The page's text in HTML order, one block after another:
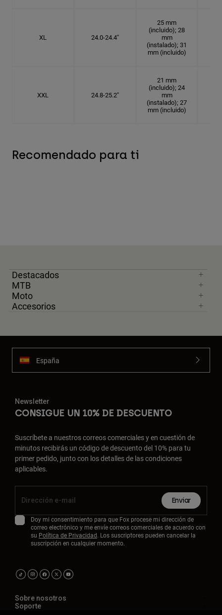
XL 24.0-24.4"
25 mm
(incluido); 28
mm
(instalado); 31
mm (incluido)
XXL 24.8-25.2"
21 mm
(incluido); 24
mm
(instalado); 27
mm (incluido)
Recomendado para ti
Destacados
MTB
Moto
Accesorios
España
Newsletter
CONSIGUE UN 10% DE DESCUENTO
Suscríbete a nuestros correos comerciales y en cuestión de
minutos recibirás un código de descuento del 10% para tu
primer pedido, junto con los detalles de las condiciones
aplicables.
Enviar
Doy mi consentimiento para que Fox procese mi dirección de
correo electrónico y me envíe correos comerciales de acuerdo con
su Política de Privacidad. Los suscriptores pueden cancelar la
suscripción en cualquier momento.
Sobre nosotros
Soporte